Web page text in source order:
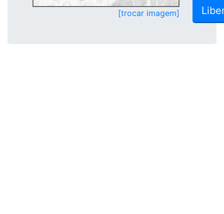
[trocar imagem]